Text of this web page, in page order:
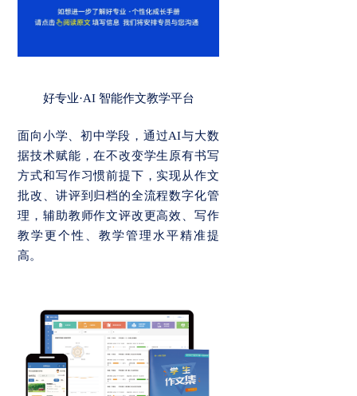
好专业·AI 智能作文教学平台
面向小学、初中学段，通过AI与大数
据技术赋能，在不改变学生原有书写
方式和写作习惯前提下，实现从作文
批改、讲评到归档的全流程数字化管
理，辅助教师作文评改更高效、写作
教学更个性、教学管理水平精准提
高。